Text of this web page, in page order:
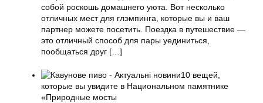
собой роскошь домашнего уюта. Вот несколько
отличных мест для глэмпинга, которые вы и ваш
партнер можете посетить. Поездка в путешествие —
это отличный способ для пары уединиться,
пообщаться друг […]
10 вещей,
которые вы увидите в Национальном памятнике
«Природные мосты